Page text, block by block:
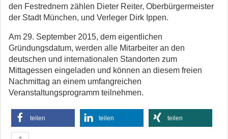
den Festrednern zählen Dieter Reiter, Oberbürgermeister
der Stadt München, und Verleger Dirk Ippen.
Am 29. September 2015, dem eigentlichen
Gründungsdatum, werden alle Mitarbeiter an den
deutschen und internationalen Standorten zum
Mittagessen eingeladen und können an diesem freien
Nachmittag an einem umfangreichen
Veranstaltungsprogramm teilnehmen.
teilen teilen teilen